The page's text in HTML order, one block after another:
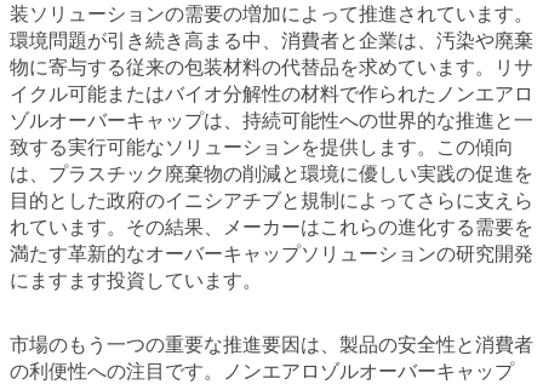
装ソリューションの需要の増加によって推進されています。
環境問題が引き続き高まる中、消費者と企業は、汚染や廃棄
物に寄与する従来の包装材料の代替品を求めています。リサ
イクル可能またはバイオ分解性の材料で作られたノンエアロ
ゾルオーバーキャップは、持続可能性への世界的な推進と一
致する実行可能なソリューションを提供します。この傾向
は、プラスチック廃棄物の削減と環境に優しい実践の促進を
目的とした政府のイニシアチブと規制によってさらに支えら
れています。その結果、メーカーはこれらの進化する需要を
満たす革新的なオーバーキャップソリューションの研究開発
にますます投資しています。
市場のもう一つの重要な推進要因は、製品の安全性と消費者
の利便性への注目です。ノンエアロゾルオーバーキャップ